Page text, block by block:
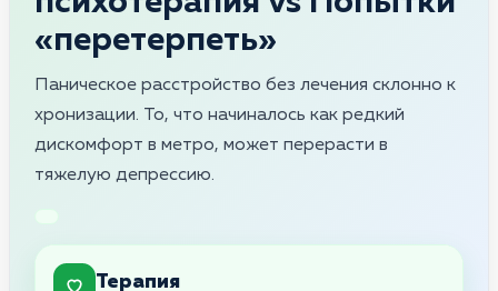
«перетерпеть»
Паническое расстройство без лечения склонно к
хронизации. То, что начиналось как редкий
дискомфорт в метро, может перерасти в
тяжелую депрессию.
Терапия